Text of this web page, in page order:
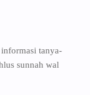
tanya-
sunnah wal